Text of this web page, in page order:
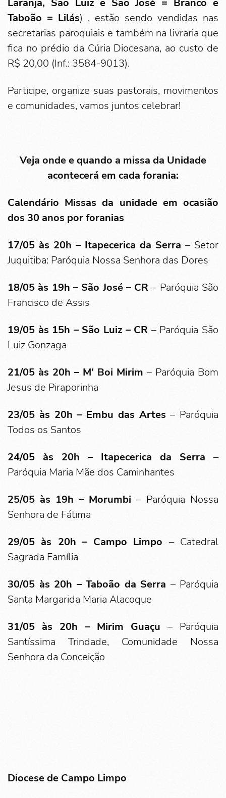
Laranja, São Luiz e São José = Branco e
Taboão = Lilás) , estão sendo vendidas nas
secretarias paroquiais e também na livraria que
fica no prédio da Cúria Diocesana, ao custo de
R$ 20,00 (Inf.: 3584-9013).
Participe, organize suas pastorais, movimentos
e comunidades, vamos juntos celebrar!
Veja onde e quando a missa da Unidade
acontecerá em cada forania:
Calendário Missas da unidade em ocasião
dos 30 anos por foranias
17/05 às 20h – Itapecerica da Serra – Setor
Juquitiba: Paróquia Nossa Senhora das Dores
18/05 às 19h – São José – CR– Paróquia São
Francisco de Assis
19/05 às 15h – São Luiz – CR – Paróquia São
Luiz Gonzaga
21/05 às 20h – M’ Boi Mirim – Paróquia Bom
Jesus de Piraporinha
23/05 às 20h – Embu das Artes – Paróquia
Todos os Santos
24/05 às 20h –
Itapecerica da Serra –
Paróquia Maria Mãe dos Caminhantes
25/05 às 19h – Morumbi – Paróquia Nossa
Senhora de Fátima
29/05 às 20h – Campo Limpo – Catedral
Sagrada Família
30/05 às 20h – Taboão da Serra – Paróquia
Santa Margarida Maria Alacoque
31/05 às 20h – Mirim Guaçu – Paróquia
Santíssima Trindade, Comunidade Nossa
Senhora da Conceição
Diocese de Campo Limpo